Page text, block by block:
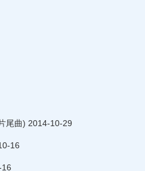
尾曲) 2014-10-29
16